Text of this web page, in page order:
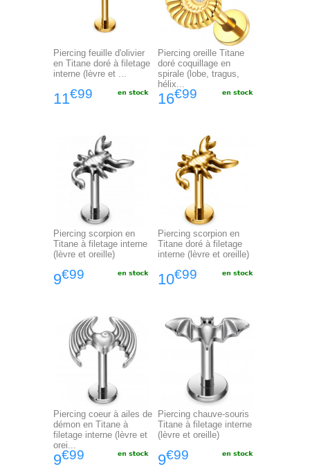
Piercing feuille d'olivier
en Titane doré à filetage
interne (lèvre et ...
11€99
Piercing oreille Titane
doré coquillage en
spirale (lobe, tragus,
hélix...
16€99
Piercing scorpion en
Titane à filetage interne
(lèvre et oreille)
9€99
Piercing scorpion en
Titane doré à filetage
interne (lèvre et oreille)
10€99
Piercing coeur à ailes de
démon en Titane à
filetage interne (lèvre et
orei...
9€99
Piercing chauve-souris
Titane à filetage interne
(lèvre et oreille)
9€99